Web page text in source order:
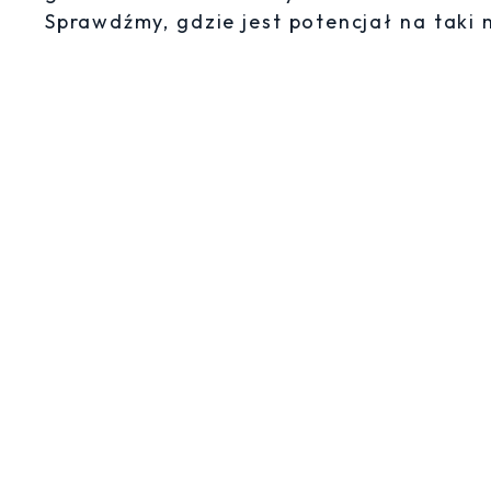
Sprawdźmy, gdzie jest potencjał na taki